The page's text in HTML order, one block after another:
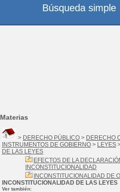
Materias
> DERECHO PÚBLICO > DERECHO
INSTRUMENTOS DE GOBIERNO > LEYES
DE LAS LEYES
EFECTOS DE LA
INCONSTITUCIONALIDAD
INCONSTITUCIONALIDAD DE
INCONSTITUCIONALIDAD DE LAS LEYES
Ver también:
Búsqueda simple